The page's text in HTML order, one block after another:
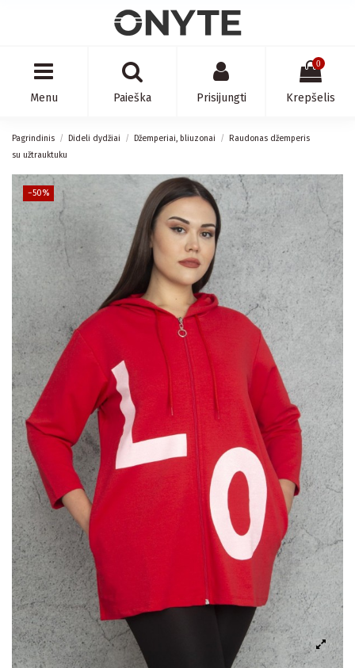
Menu Paieška Prisijungti
0
Krepšelis
Pagrindinis Dideli dydžiai Džemperiai, bliuzonai
Raudonas džemperis
su užtrauktuku
−50%